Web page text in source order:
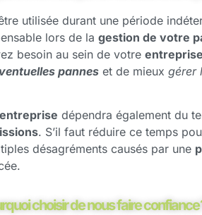
utilisée durant une période
lors de la gestion de votre
besoin au sein de votre entreprise
pannes et de mieux gérer
entreprise dépendra également du
. S’il faut réduire ce temps
désagréments causés par une
choisir de nous faire confiance